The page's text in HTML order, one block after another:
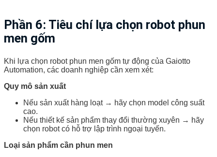
Phần 6: Tiêu chí lựa chọn robot phun
men gốm
Khi lựa chọn robot phun men gốm tự động của Gaiotto
Automation, các doanh nghiệp cần xem xét:
Quy mô sản xuất
Nếu sản xuất hàng loạt → hãy chọn model công suất
cao.
Nếu thiết kế sản phẩm thay đổi thường xuyên → hãy
chọn robot có hỗ trợ lập trình ngoại tuyến.
Loại sản phẩm cần phun men